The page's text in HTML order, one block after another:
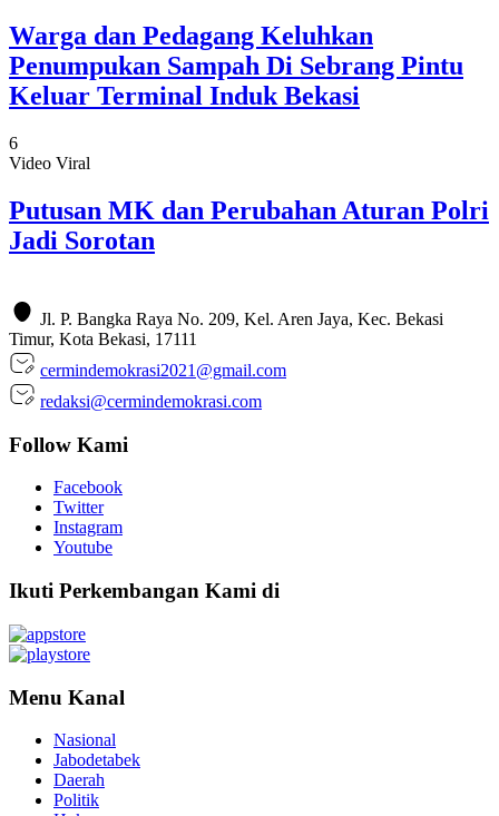
Warga dan Pedagang Keluhkan
Penumpukan Sampah Di Sebrang Pintu
Keluar Terminal Induk Bekasi
6
Video Viral
Putusan MK dan Perubahan Aturan Polri
Jadi Sorotan
Jl. P. Bangka Raya No. 209, Kel. Aren Jaya, Kec. Bekasi
Timur, Kota Bekasi, 17111
cermindemokrasi2021@gmail.com
redaksi@cermindemokrasi.com
Follow Kami
Facebook
Twitter
Instagram
Youtube
Ikuti Perkembangan Kami di
Menu Kanal
Nasional
Jabodetabek
Daerah
Politik